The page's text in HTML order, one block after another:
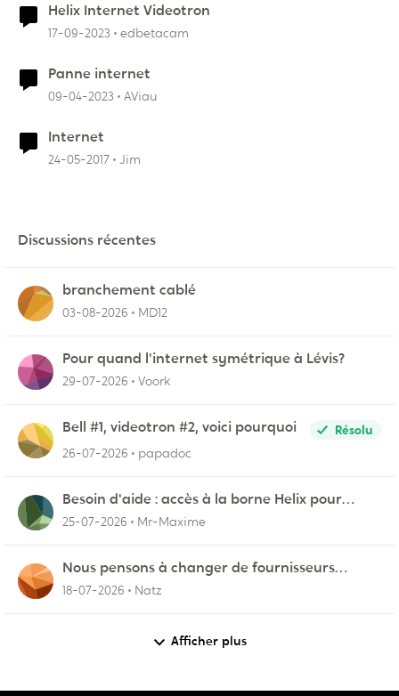
Helix Internet Videotron
17-09-2023 edbetacam
Panne internet
09-04-2023 AViau
Internet
24-05-2017 Jim
Discussions récentes
branchement cablé
03-08-2026 MD12
Pour quand l'internet symétrique à Lévis?
29-07-2026 Voork
Bell #1, videotron #2, voici pourquoi
Résolu
26-07-2026
papadoc
Besoin d'aide : accès à la borne Helix pour
vérifier l'UPnP NAT Black Ops 2
25-07-2026 Mr-Maxime
Nous pensons à changer de fournisseurs…
18-07-2026 Natz
Afficher plus